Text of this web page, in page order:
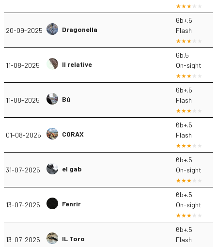
20-09-2025 Dragonella
6b+.5
Flash
11-08-2025 Il relative
6b.5
On-sight
11-08-2025 Bú
6b+.5
Flash
01-08-2025 CORAX
6b+.5
Flash
31-07-2025 el gab
6b+.5
On-sight
13-07-2025 Fenrir
6b+.5
On-sight
13-07-2025 IL Toro
6b+.5
Flash